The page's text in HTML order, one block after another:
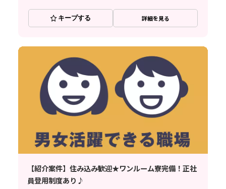
キープする 詳細を見る
【紹介案件】住み込み歓迎★ワンルーム寮完備！正社
員登用制度あり♪